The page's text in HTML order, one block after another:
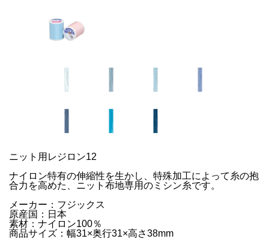
ニット用レジロン12
ナイロン特有の伸縮性を生かし、特殊加工によって糸の抱
合力を高めた、ニット布地専用のミシン糸です。
メーカー：フジックス
原産国：日本
素材：ナイロン100％
商品サイズ：幅31×奥行31×高さ38mm